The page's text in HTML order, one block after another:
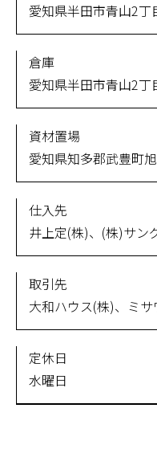
愛知県半田市青山2
倉庫
愛知県半田市青山2丁
資材置場
愛知県知多郡武豊町
仕入先
井上定(株)、(株)サン
取引先
大和ハウス(株)、ミ
定休日
水曜日